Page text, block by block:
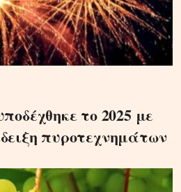
το 2025 με
πυροτεχνημάτων